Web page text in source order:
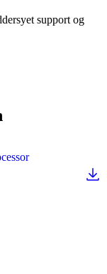
support og